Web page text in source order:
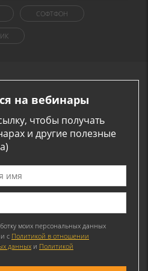
СОФТФОН
на вебинары
чтобы получать
и другие полезные
моих персональных данных
с Политикой в отношении
данных и Политикой